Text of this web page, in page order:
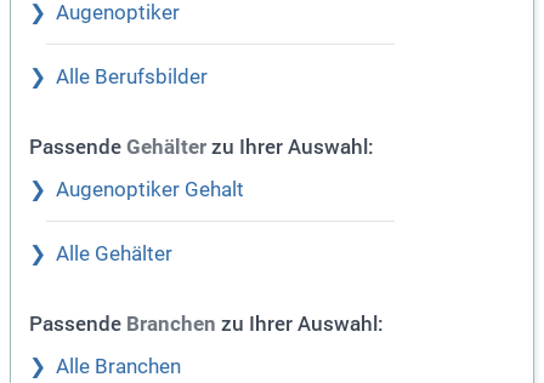
Augenoptiker
Alle Berufsbilder
Passende Gehälter zu Ihrer Auswahl:
Augenoptiker Gehalt
Alle Gehälter
Passende Branchen zu Ihrer Auswahl:
Alle Branchen